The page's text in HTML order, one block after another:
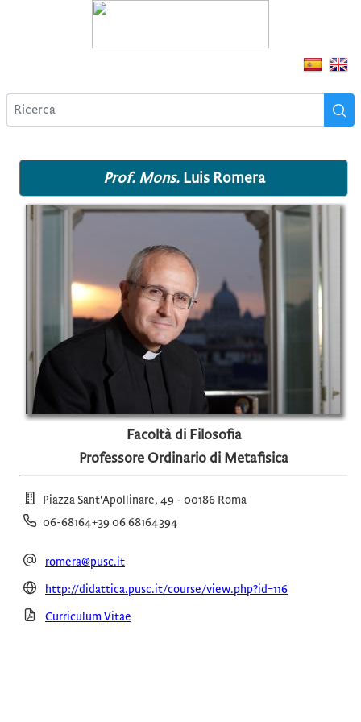
Prof. Mons. Luis Romera
Facoltà di Filosofia
Professore Ordinario di Metafisica
Piazza Sant'Apollinare, 49 - 00186 Roma
06-68164+39 06 68164394
romera@pusc.it
http://didattica.pusc.it/course/view.php?id=116
Curriculum Vitae